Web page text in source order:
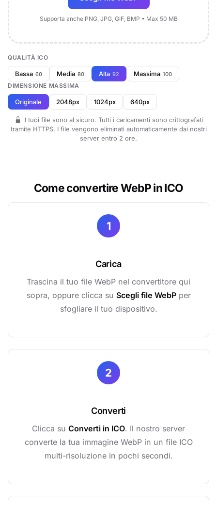
Supporta anche PNG, JPG, GIF, BMP • Max 50 MB
QUALITÀ ICO
Bassa 60 Media 80 Alta 92 Massima 100
DIMENSIONE MASSIMA
Originale 2048px 1024px 640px
I tuoi file sono al sicuro. Tutti i caricamenti sono crittografati
tramite HTTPS. I file vengono eliminati automaticamente dai nostri
server entro 2 ore.
Come convertire WebP in ICO
1
Carica
Trascina il tuo file WebP nel convertitore qui
sopra, oppure clicca su Scegli file WebPper
sfogliare il tuo dispositivo.
2
Converti
Clicca su Converti in ICO. Il nostro server
converte la tua immagine WebP in un file ICO
multi-risoluzione in pochi secondi.